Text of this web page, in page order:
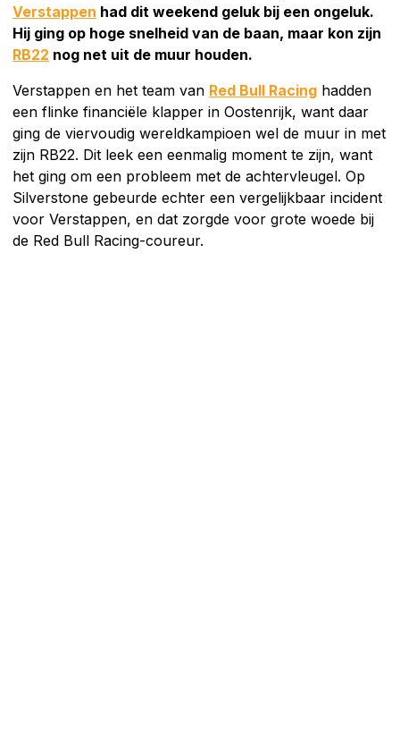
Verstappen had dit weekend geluk bij een ongeluk.
Hij ging op hoge snelheid van de baan, maar kon zijn
RB22 nog net uit de muur houden.
Verstappen en het team van Red Bull Racing hadden
een flinke financiële klapper in Oostenrijk, want daar
ging de viervoudig wereldkampioen wel de muur in met
zijn RB22. Dit leek een eenmalig moment te zijn, want
het ging om een probleem met de achtervleugel. Op
Silverstone gebeurde echter een vergelijkbaar incident
voor Verstappen, en dat zorgde voor grote woede bij
de Red Bull Racing-coureur.